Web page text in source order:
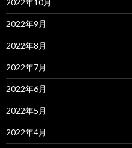
2022年10月
2022年9月
2022年8月
2022年7月
2022年6月
2022年5月
2022年4月